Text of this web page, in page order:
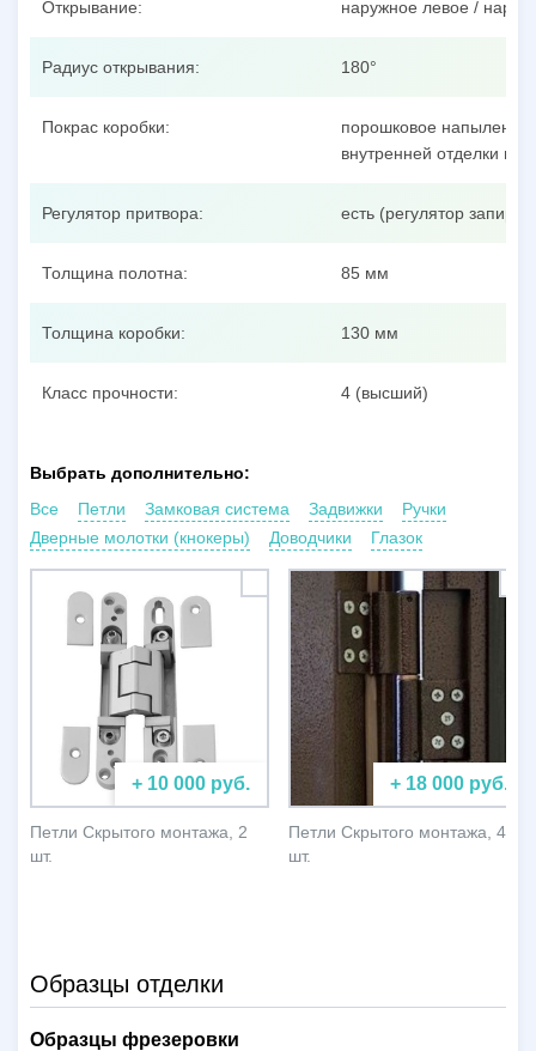
Открывание: наружное левое /
Радиус открывания: 180°
Покрас коробки:
порошковое напыление
внутренней отделки
Регулятор притвора: есть (регулятор
Толщина полотна: 85 мм
Толщина коробки: 130 мм
Класс прочности: 4 (высший)
Выбрать дополнительно:
Все
Петли Замковая система Задвижки
Ручки
Дверные молотки (кнокеры)
Доводчики Глазок
+ 10 000 руб.
Петли Скрытого монтажа, 2
шт.
+ 18 000 руб.
Петли Скрытого монтажа, 4
шт.
Образцы отделки
Образцы фрезеровки